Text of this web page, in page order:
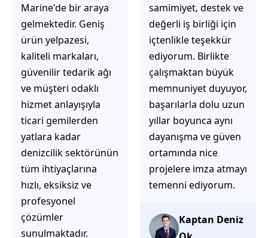
samimiyet, destek ve
değerli iş birliği için
içtenlikle teşekkür
ediyorum. Birlikte
çalışmaktan büyük
memnuniyet duyuyor,
başarılarla dolu uzun
yıllar boyunca aynı
dayanışma ve güven
ortamında nice
projelere imza atmayı
temenni ediyorum.
Kaptan Deniz
hemen fark
ediyorsunuz.
İhtiyaçlarınıza hızlı ve
doğru çözümler
sunmaya çalışıyorlar.
Müşteri
memnuniyetini ön
planda tutan
yaklaşımları, ilgili
iletişimleri ve
güvenilir hizmet
anlayışları sayesinde
başarılı bir ekip
olduklarını